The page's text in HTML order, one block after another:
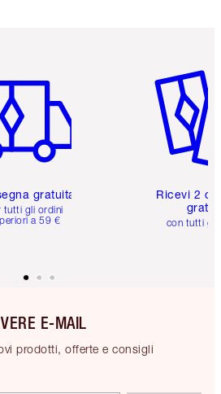
gratuita
tutti gli ordini
a 59 €
Ricevi 2
con tutti gli
E-MAIL
prodotti, offerte e consigli